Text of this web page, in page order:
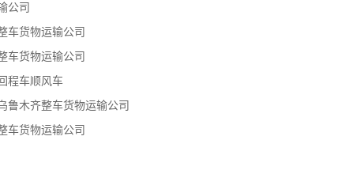
公司
车货物运输公司
车货物运输公司
程车顺风车
鲁木齐整车货物运输公司
车货物运输公司